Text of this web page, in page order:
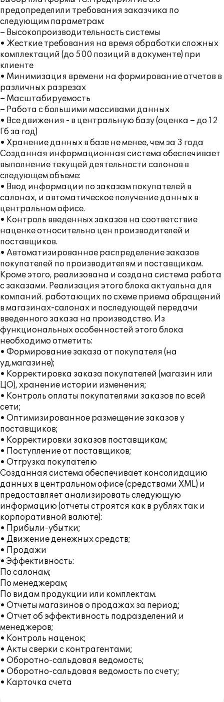
предопределили требования заказчика по
следующим параметрам:
– Высокопроизводительность системы
• Жесткие требования на время обработки сложных
комплектаций (до 500 позиций в документе) при
клиенте
• Минимизация времени на формирование отчетов в
различных разрезах
– Масштабируемость
– Работа с большими массивами данных
• Все движения - в центральную базу (оценка – до 12
Гб за год)
• Хранение данных в базе не менее, чем за 3 года
Созданная информационная система обеспечивает
выполнение текущей деятельности салонов в
следующем объеме:
• Ввод информации по заказам покупателей в
салонах, и автоматическое получение данных в
центральном офисе.
• Контроль введенных заказов на соответствие
наценке относительно цен производителей и
поставщиков.
• Автоматизированное распределение заказов
покупателей по производителям и поставщикам.
Кроме этого, реализована и создана система работа
с заказами. Реализация этого блока актуальна для
компаний. работающих по схеме приема обращений
в магазинах-салонах и последующей передачи
введенного заказа на производство. Из
функциональных особенностей этого блока
необходимо отметить:
• Формирование заказа от покупателя (на
уд.магазине);
• Корректировка заказа покупателей (магазин или
ЦО), хранение истории изменения;
• Контроль оплаты покупателями заказов по всей
сети;
• Оптимизированное размещение заказов у
поставщиков;
• Корректировки заказов поставщикам;
• Поступление от поставщиков;
• Отгрузка покупателю
Созданная система обеспечивает консолидацию
данных в центральном офисе (средствами XML) и
предоставляет анализировать следующую
информацию (отчеты строятся как в рублях так и
корпоративной валюте):
• Прибыли-убытки;
• Движение денежных средств;
• Продажи
• Эффективность:
По салонам;
По менеджерам;
По видам продукции или комплектам.
• Отчеты магазинов о продажах за период;
• Отчет об эффективность подразделений и
менеджеров;
• Контроль наценок;
• Акты сверки с контрагентами;
• Оборотно-сальдовая ведомость;
• Оборотно-сальдовая ведомость по счету;
• Карточка счета